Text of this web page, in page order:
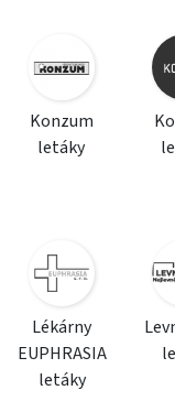
Konzum
letáky
Lékárny
EUPHRASIA
letáky